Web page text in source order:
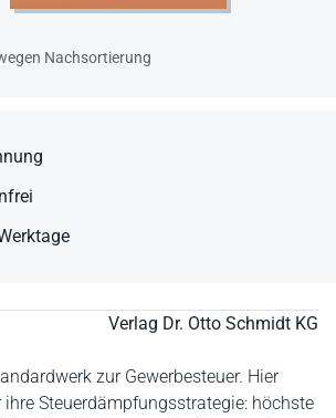
Verlag Dr. Otto Schmidt KG
zur Gewerbesteuer. Hier
Steuerdämpfungsstrategie: höchste
Nachsortierung